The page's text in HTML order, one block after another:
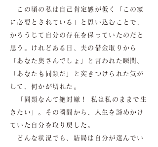
この頃の私は自己肯定感が低く「この家
に必要とされている」と思い込むことで、
かろうじて自分の存在を保っていたのだと
思う。けれどある日、夫の借金取りから
「あなた奥さんでしょ」と言われた瞬間、
「あなたも同類だ」と突きつけられた気が
して、何かが切れた。
「同類なんて絶対嫌！ 私は私のままで生
きたい」。その瞬間から、人生を諦めかけ
ていた自分を取り戻した。
どんな状況でも、結局は自分が選んでい